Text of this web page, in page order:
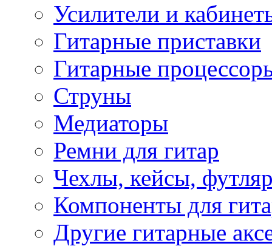
Усилители и
Гитарные приставки
Гитарные
Струны
Медиаторы
Ремни для гитар
Чехлы, кейсы,
Компоненты для
Другие гитарные